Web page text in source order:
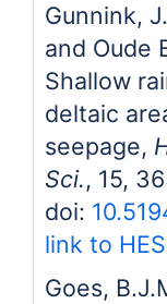
Gunnink,
and Oude
Shallow
deltaic
seepage,
Sci., 15,
doi:
link to
Goes,